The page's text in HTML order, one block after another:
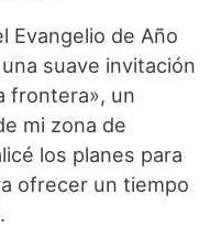
Evangelio de Año
suave invitación
frontera», un
mi zona de
los planes para
ofrecer un tiempo